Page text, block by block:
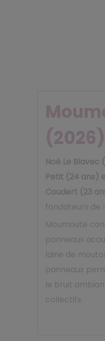
(2026)
Noé Le Blavec
Petit (24 ans)
Coudert (23
fondateurs de
Moumoute
panneaux
laine de
panneaux
le bruit
collectifs.